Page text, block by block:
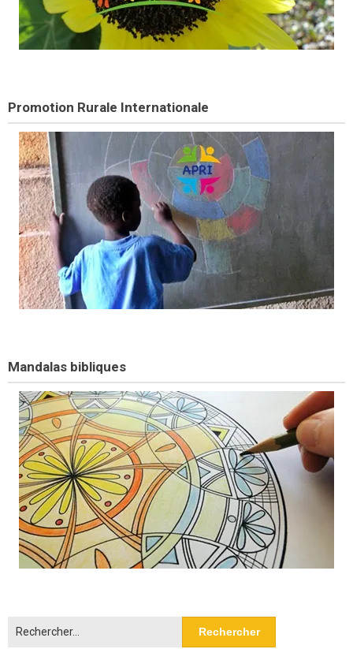
Promotion Rurale Internationale
Mandalas bibliques